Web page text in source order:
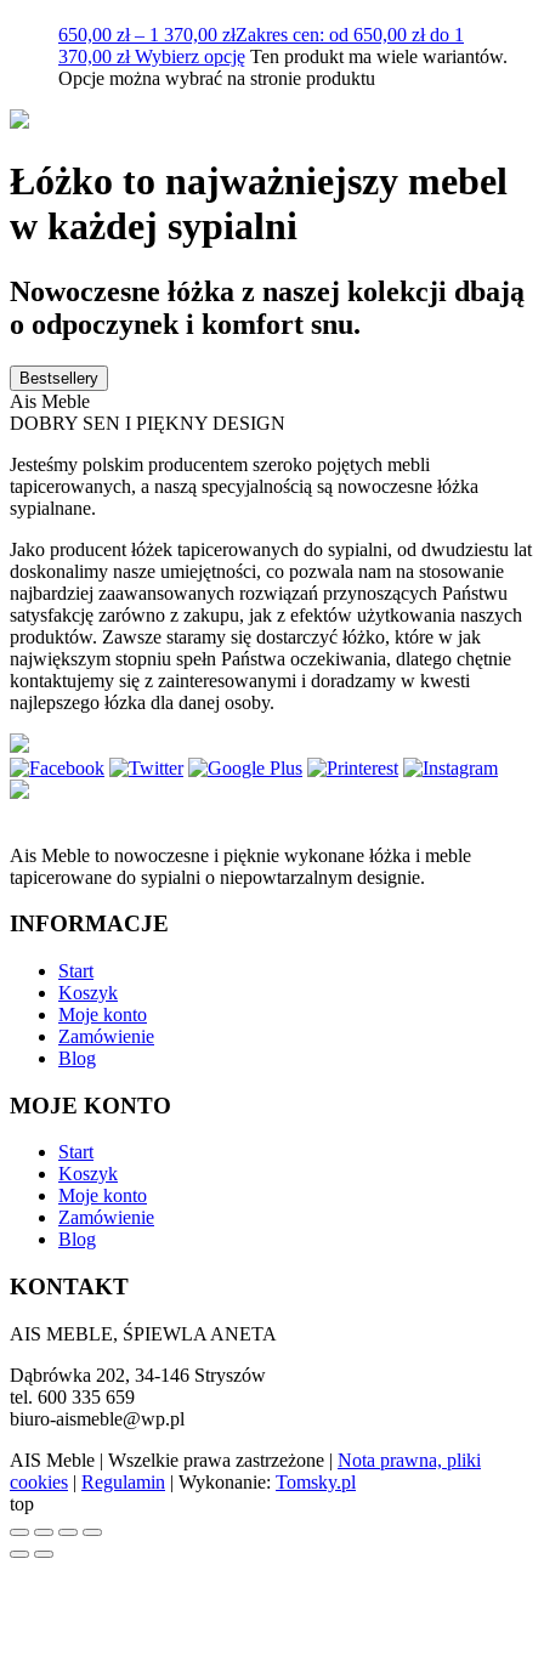
650,00 zł – 1 370,00 złZakres cen: od 650,00 zł do 1
370,00 zł Wybierz opcję Ten produkt ma wiele wariantów.
Opcje można wybrać na stronie produktu
Łóżko to najważniejszy mebel
w każdej sypialni
Nowoczesne łóżka z naszej kolekcji dbają
o odpoczynek i komfort snu.
Bestsellery
Ais Meble
DOBRY SEN I PIĘKNY DESIGN
Jesteśmy polskim producentem szeroko pojętych mebli
tapicerowanych, a naszą specyjalnością są nowoczesne łóżka
sypialnane.
Jako producent łóżek tapicerowanych do sypialni, od dwudziestu lat
doskonalimy nasze umiejętności, co pozwala nam na stosowanie
najbardziej zaawansowanych rozwiązań przynoszących Państwu
satysfakcję zarówno z zakupu, jak z efektów użytkowania naszych
produktów. Zawsze staramy się dostarczyć łóżko, które w jak
największym stopniu spełn Państwa oczekiwania, dlatego chętnie
kontaktujemy się z zainteresowanymi i doradzamy w kwesti
najlepszego łózka dla danej osoby.
Ais Meble to nowoczesne i pięknie wykonane łóżka i meble
tapicerowane do sypialni o niepowtarzalnym designie.
INFORMACJE
Start
Koszyk
Moje konto
Zamówienie
Blog
MOJE KONTO
Start
Koszyk
Moje konto
Zamówienie
Blog
KONTAKT
AIS MEBLE, ŚPIEWLA ANETA
Dąbrówka 202, 34-146 Stryszów
tel. 600 335 659
biuro-aismeble@wp.pl
AIS Meble | Wszelkie prawa zastrzeżone | Nota prawna, pliki
cookies | Regulamin | Wykonanie: Tomsky.pl
top